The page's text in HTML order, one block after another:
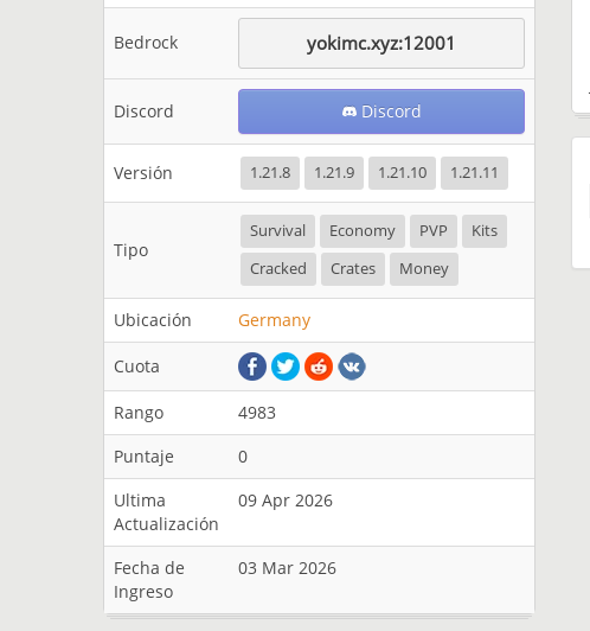
Bedrock yokimc.xyz:12001
Discord Discord
Versión 1.21.8 1.21.9 1.21.10 1.21.11
Tipo
Survival Economy PVP
Kits
Cracked
Crates Money
Ubicación Germany
Cuota
Rango
4983
Puntaje
0
Ultima
Actualización
09 Apr 2026
Fecha de
Ingreso
03 Mar 2026